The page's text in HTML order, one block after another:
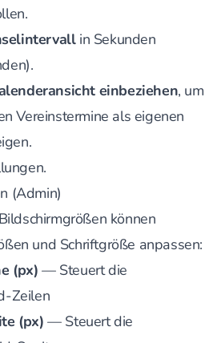
in Sekunden
einbeziehen, um
Vereinstermine als eigenen
(Admin)
können
und Schriftgröße anpassen:
(px) — Steuert die
Zeilen
(px) — Steuert die